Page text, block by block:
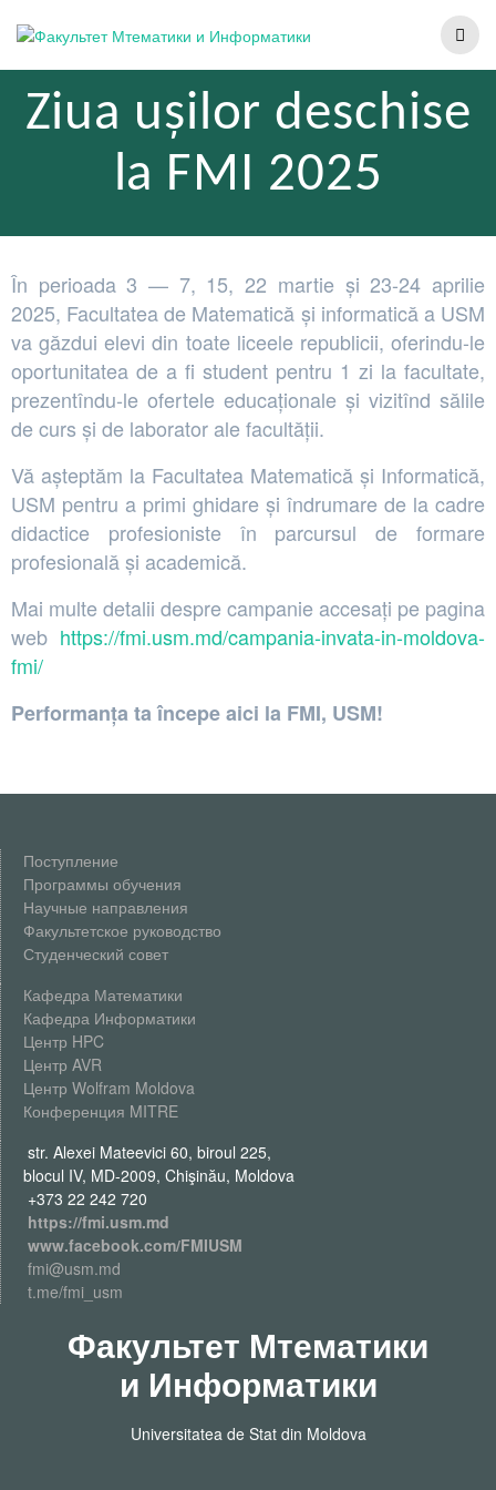
Ziua ușilor deschise
la FMI 2025
În perioada 3 — 7, 15, 22 martie și 23-24 aprilie
2025, Facultatea de Matematică și informatică a USM
va găzdui elevi din toate liceele republicii, oferindu-le
oportunitatea de a fi student pentru 1 zi la facultate,
prezentîndu-le ofertele educaționale și vizitînd sălile
de curs și de laborator ale facultății.
Vă așteptăm la Facultatea Matematică și Informatică,
USM pentru a primi ghidare și îndrumare de la cadre
didactice profesioniste în parcursul de formare
profesională și academică.
Mai multe detalii despre campanie accesați pe pagina
web https://fmi.usm.md/campania-invata-in-moldova-
fmi/
Performanța ta începe aici la FMI, USM!
Поступление
Программы обучения
Научные направления
Факультетское руководство
Студенческий совет
Кафедра Математики
Кафедра Информатики
Центр HPC
Центр AVR
Центр Wolfram Moldova
Конференция MITRE
str. Alexei Mateevici 60, biroul 225,
blocul IV, MD-2009, Chişinău, Moldova
+373 22 242 720
https://fmi.usm.md
www.facebook.com/FMIUSM
fmi@usm.md
t.me/fmi_usm
Факультет Мтематики
и Информатики
Universitatea de Stat din Moldova